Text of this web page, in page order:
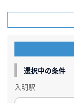
選択中の条件
入明駅